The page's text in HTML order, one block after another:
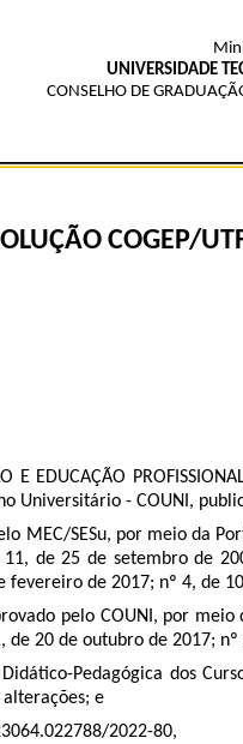
UNIVERSIDADE
CONSELHO DE
COGEP/
E EDUCAÇÃO
Universitário - COUNI,
MEC/SESu, por meio da
de 25 de setembro de
de 2017; nº 4, de
pelo COUNI, por
20 de outubro de 2017;
Pedagógica dos
e
2022-80,